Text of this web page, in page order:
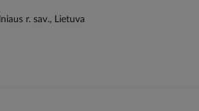
r. sav., Lietuva